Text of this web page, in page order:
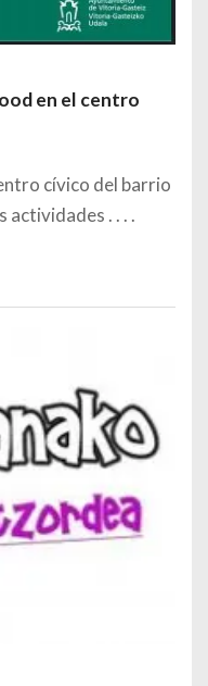
en el centro
cívico del barrio
actividades